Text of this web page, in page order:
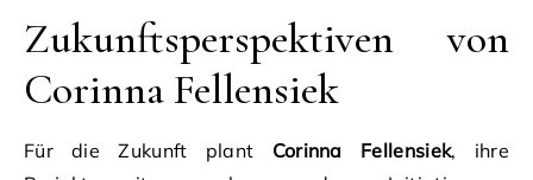
Zukunftsperspektiven von
Corinna Fellensiek
Für die Zukunft plant Corinna Fellensiek, ihre